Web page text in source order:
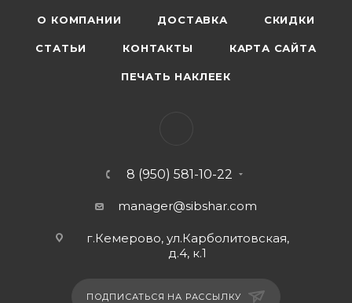
О КОМПАНИИ ДОСТАВКА СКИДКИ
СТАТЬИ КОНТАКТЫ КАРТА САЙТА
ПЕЧАТЬ НАКЛЕЕК
8 (950) 581-10-22
manager@sibshar.com
г.Кемерово, ул.Карболитовская,
д.4, к.1
ПОДПИСАТЬСЯ НА РАССЫЛКУ